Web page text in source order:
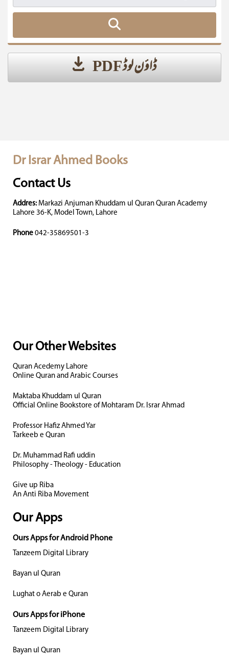
ڈاؤن لوڈ PDF
Dr Israr Ahmed Books
Contact Us
Addres: Markazi Anjuman Khuddam ul Quran Quran Academy
Lahore 36-K, Model Town, Lahore
Phone 042-35869501-3
Our Other Websites
Quran Acedemy Lahore
Online Quran and Arabic Courses
Maktaba Khuddam ul Quran
Official Online Bookstore of Mohtaram Dr. Israr Ahmad
Professor Hafiz Ahmed Yar
Tarkeeb e Quran
Dr. Muhammad Rafi uddin
Philosophy - Theology - Education
Give up Riba
An Anti Riba Movement
Our Apps
Ours Apps for Android Phone
Tanzeem Digital Library
Bayan ul Quran
Lughat o Aerab e Quran
Ours Apps for iPhone
Tanzeem Digital Library
Bayan ul Quran